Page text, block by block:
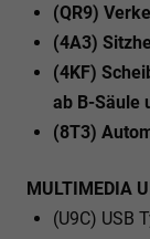
(QR9)
(4A3)
(4KF)
ab B-Säule
(8T3)
MULTIMEDIA
(U9C) USB